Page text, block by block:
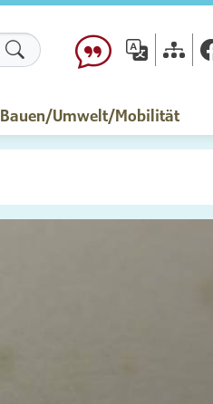
Formularschaltfläche
Bauen/Umwelt/Mobilität